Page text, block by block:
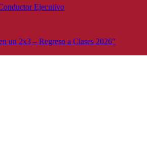
Ejecutivo
un 2x3 – Regreso a Clases 2026"